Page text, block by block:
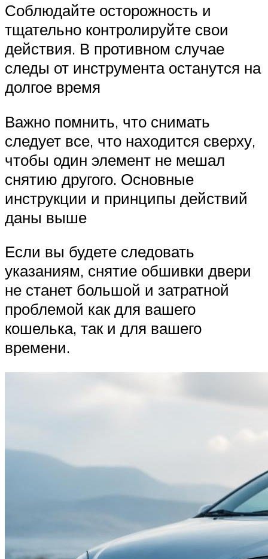
Соблюдайте осторожность и
тщательно контролируйте свои
действия. В противном случае
следы от инструмента останутся на
долгое время
Важно помнить, что снимать
следует все, что находится сверху,
чтобы один элемент не мешал
снятию другого. Основные
инструкции и принципы действий
даны выше
Если вы будете следовать
указаниям, снятие обшивки двери
не станет большой и затратной
проблемой как для вашего
кошелька, так и для вашего
времени.